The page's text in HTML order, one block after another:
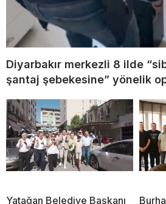
Diyarbakır merkezli 8 ilde
şantaj şebekesine” yönelik
Yatağan Belediye Başkanı